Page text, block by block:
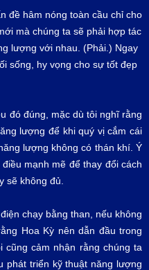
đề hâm nóng toàn cầu chỉ cho
mà chúng ta sẽ phải hợp tác
lượng với nhau. (Phải.) Ngay
sống, hy vọng cho sự tốt đẹp
đó đúng, mặc dù tôi nghĩ rằng
lượng để khi quý vị cắm cái
lượng không có thán khí. Ý
mạnh mẽ để thay đổi cách
sẽ không đủ.
chạy bằng than, nếu không
Hoa Kỳ nên dẫn đầu trong
cũng cảm nhận rằng chúng ta
phát triển kỹ thuật năng lượng